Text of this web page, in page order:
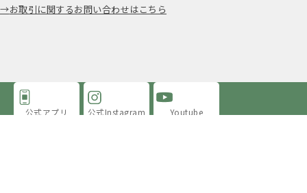
お取引に関するお問い合わせはこちら
公式アプリ 公式Instagram Youtube